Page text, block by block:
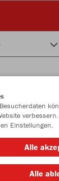
Einstellungen.
Alle
Alle